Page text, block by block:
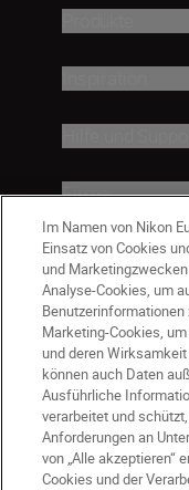
Firma
Im Namen von Nikon
Einsatz von Cookies
und
Analyse-Cookies, um
Marketing-Cookies,
und deren
können auch Daten
Ausführliche
verarbeitet und
Anforderungen an
von „Alle akzeptieren“
Cookies und der